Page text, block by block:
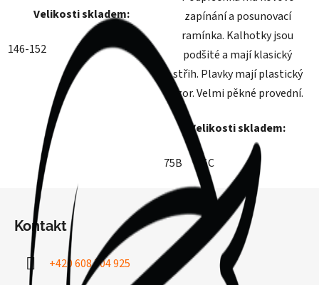
Velikosti skladem:
146-152
zapínání a posunovací
ramínka. Kalhotky jsou
podšité a mají klasický
střih. Plavky mají plastický
vzor. Velmi pěkné provední.
Velikosti skladem:
75B 75C
Kontakt
+420 608 704 925